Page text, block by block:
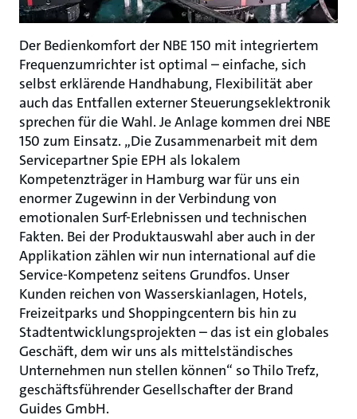
Der Bedienkomfort der NBE 150 mit integriertem
Frequenzumrichter ist optimal – einfache, sich
selbst erklärende Handhabung, Flexibilität aber
auch das Entfallen externer Steuerungseklektronik
sprechen für die Wahl. Je Anlage kommen drei NBE
150 zum Einsatz. „Die Zusammenarbeit mit dem
Servicepartner Spie EPH als lokalem
Kompetenzträger in Hamburg war für uns ein
enormer Zugewinn in der Verbindung von
emotionalen Surf-Erlebnissen und technischen
Fakten. Bei der Produktauswahl aber auch in der
Applikation zählen wir nun international auf die
Service-Kompetenz seitens Grundfos. Unser
Kunden reichen von Wasserskianlagen, Hotels,
Freizeitparks und Shoppingcentern bis hin zu
Stadtentwicklungsprojekten – das ist ein globales
Geschäft, dem wir uns als mittelständisches
Unternehmen nun stellen können“ so Thilo Trefz,
geschäftsführender Gesellschafter der Brand
Guides GmbH.